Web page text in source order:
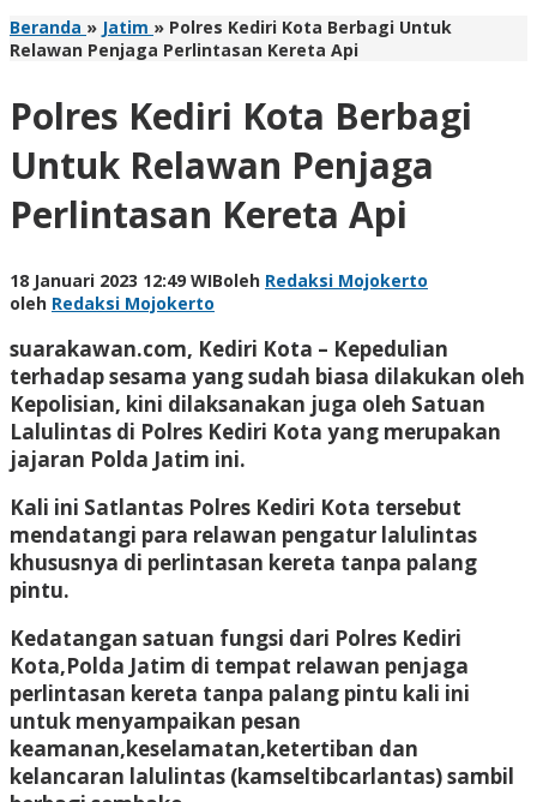
Beranda » Jatim » Polres Kediri Kota Berbagi Untuk
Relawan Penjaga Perlintasan Kereta Api
Polres Kediri Kota Berbagi
Untuk Relawan Penjaga
Perlintasan Kereta Api
18 Januari 2023 12:49 WIBoleh Redaksi Mojokerto
oleh Redaksi Mojokerto
suarakawan.com, Kediri Kota – Kepedulian
terhadap sesama yang sudah biasa dilakukan oleh
Kepolisian, kini dilaksanakan juga oleh Satuan
Lalulintas di Polres Kediri Kota yang merupakan
jajaran Polda Jatim ini.
Kali ini Satlantas Polres Kediri Kota tersebut
mendatangi para relawan pengatur lalulintas
khususnya di perlintasan kereta tanpa palang
pintu.
Kedatangan satuan fungsi dari Polres Kediri
Kota,Polda Jatim di tempat relawan penjaga
perlintasan kereta tanpa palang pintu kali ini
untuk menyampaikan pesan
keamanan,keselamatan,ketertiban dan
kelancaran lalulintas (kamseltibcarlantas) sambil